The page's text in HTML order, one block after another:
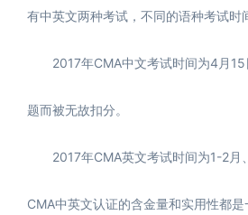
有中英文两种考试，不同的语种考试时
2017年CMA中文考试时间为4月15
题而被无故扣分。
2017年CMA英文考试时间为1-2月
CMA中英文认证的含金量和实用性都